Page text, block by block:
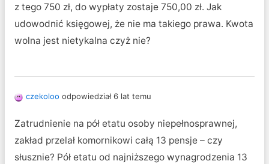
z tego 750 zł, do wypłaty zostaje 750,00 zł. Jak
udowodnić księgowej, że nie ma takiego prawa. Kwota
wolna jest nietykalna czyż nie?
czekoloo odpowiedział 6 lat temu
Zatrudnienie na pół etatu osoby niepełnosprawnej,
zakład przelał komornikowi całą 13 pensje – czy
słusznie? Pół etatu od najniższego wynagrodzenia 13